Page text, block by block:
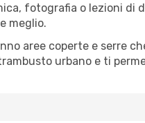
fotografia o lezioni di
meglio.
aree coperte e serre
urbano e ti